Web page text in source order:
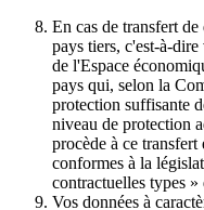
En cas de transfert de
pays tiers, c'est-à-dire
de l'Espace
pays qui, selon la
protection suffisante
niveau de protection
procède à ce transfert
conformes à la
contractuelles types
Vos données à